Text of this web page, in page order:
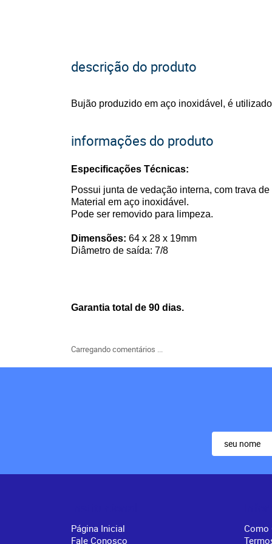
descrição do produto
Bujão produzido em aço inoxidável, é
informações do produto
Especificações Técnicas:
Possui junta de vedação interna, com trava
Material em aço inoxidável.
Pode ser removido para limpeza.
Dimensões: 64 x 28 x 19mm
Diâmetro de saída: 7/8
Garantia total de 90 dias.
Carregando comentários ...
Página Inicial
Fale Conosco
Como